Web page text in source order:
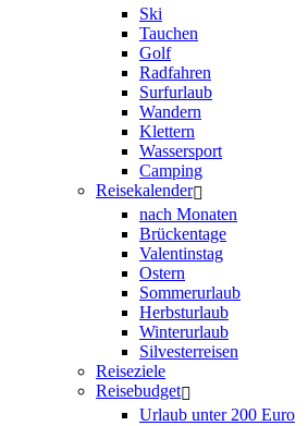
Ski
Tauchen
Golf
Radfahren
Surfurlaub
Wandern
Klettern
Wassersport
Camping
Reisekalender
nach Monaten
Brückentage
Valentinstag
Ostern
Sommerurlaub
Herbsturlaub
Winterurlaub
Silvesterreisen
Reiseziele
Reisebudget
Urlaub unter 200 Euro